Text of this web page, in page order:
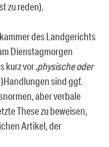
zu reden).
des Landgerichts
Dienstagmorgen
vor ‚physische oder
sind ggf.
aber verbale
These zu beweisen,
Artikel, der